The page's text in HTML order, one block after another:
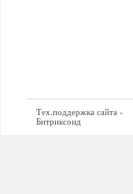
Тех.поддержка сайта -
Битриксоид